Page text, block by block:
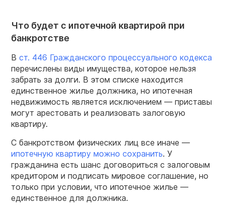
Что будет с ипотечной квартирой при
банкротстве
В ст. 446 Гражданского процессуального кодекса
перечислены виды имущества, которое нельзя
забрать за долги. В этом списке находится
единственное жилье должника, но ипотечная
недвижимость является исключением — приставы
могут арестовать и реализовать залоговую
квартиру.
С банкротством физических лиц все иначе —
ипотечную квартиру можно сохранить. У
гражданина есть шанс договориться с залоговым
кредитором и подписать мировое соглашение, но
только при условии, что ипотечное жилье —
единственное для должника.